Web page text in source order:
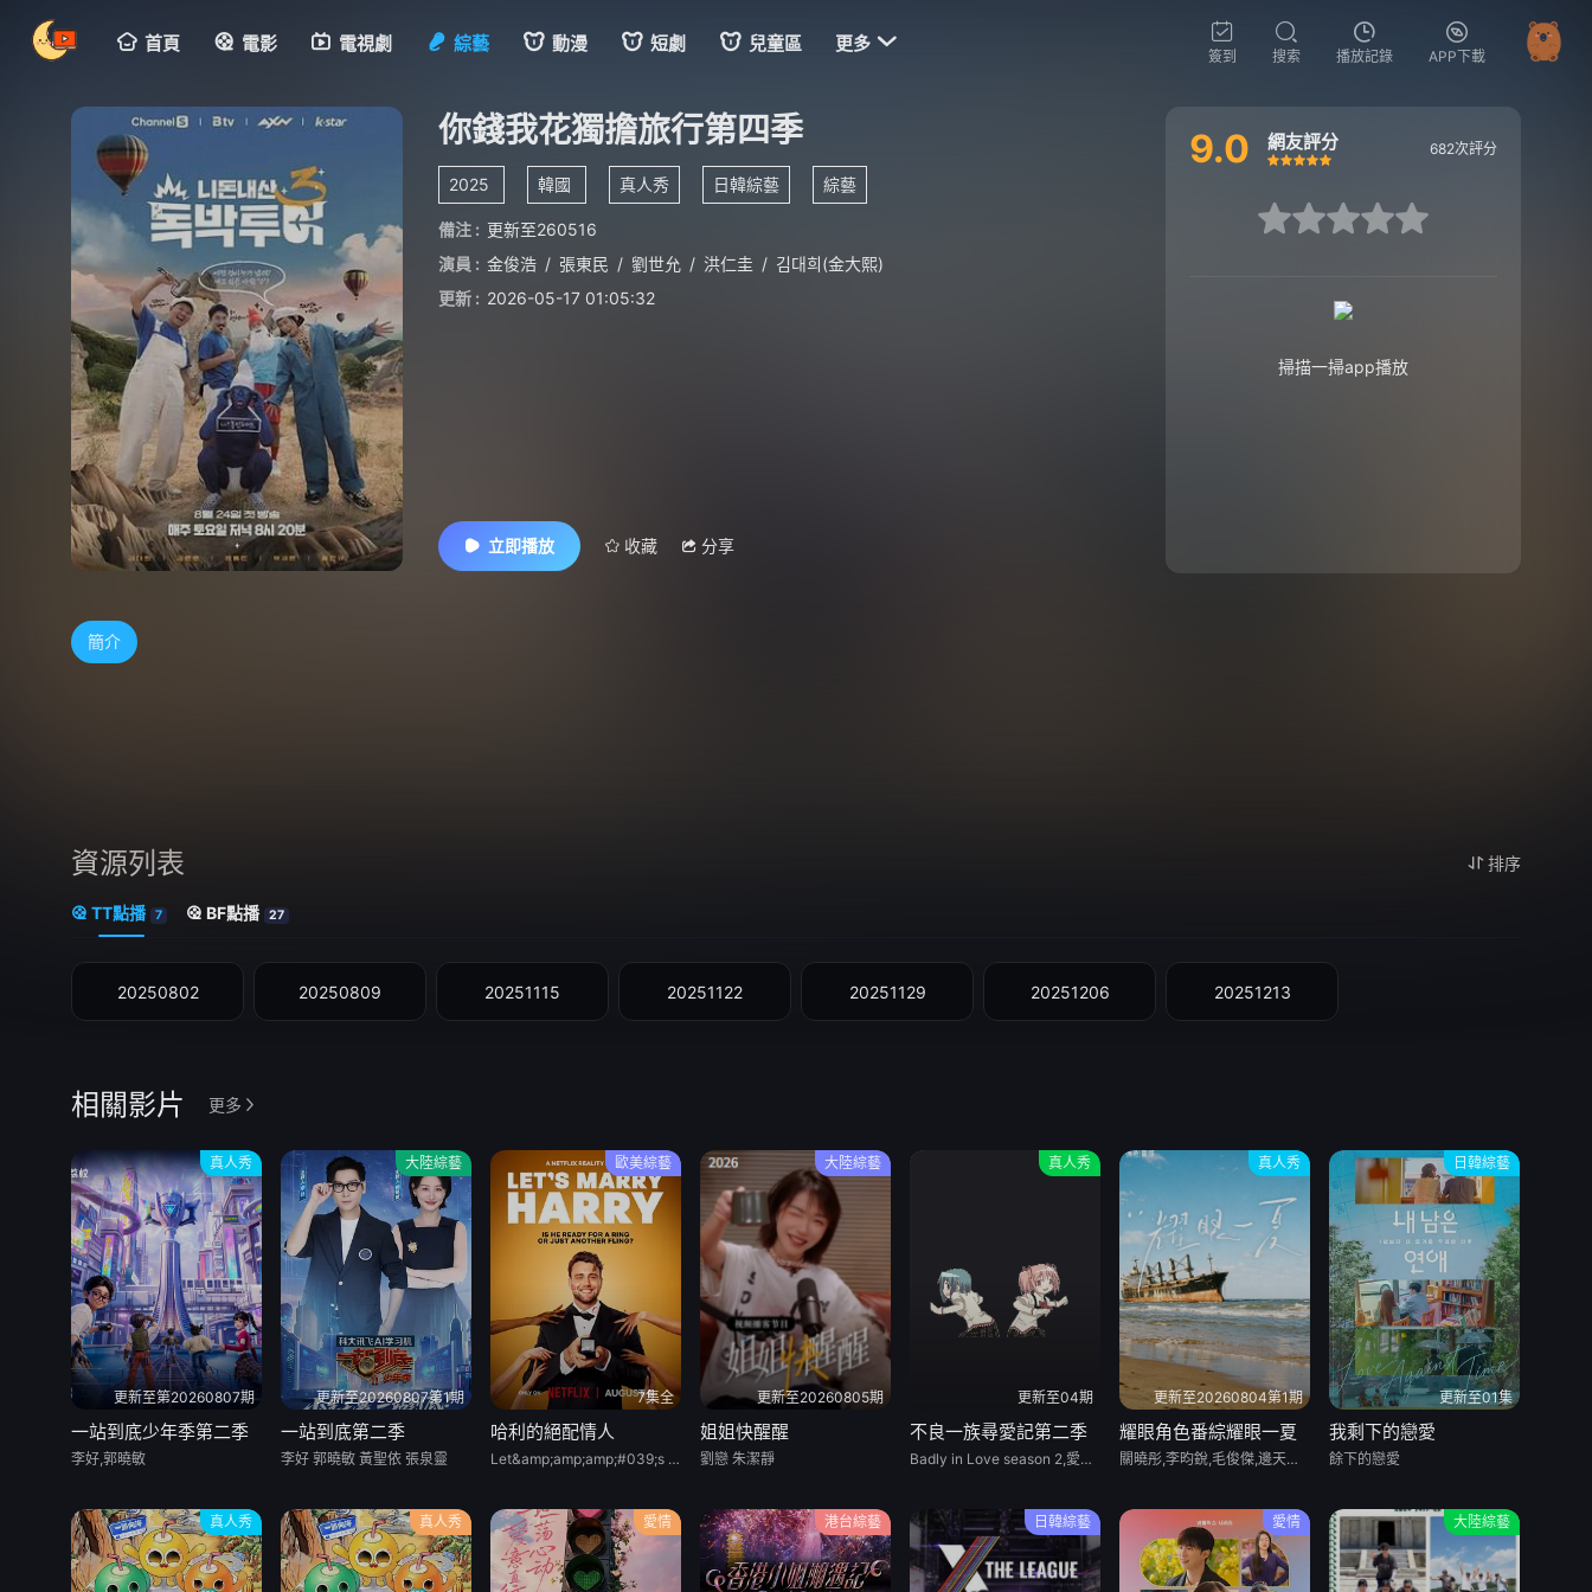
首頁 電影 電視劇 綜藝 動漫 短劇 兒童區 更多 
簽到 搜索 播放記錄 APP下載
你錢我花獨擔旅行第四季
2025 韓國 真人秀 日韓綜藝 綜藝
備注 : 更新至260516
演員 : 金俊浩 / 張東民 / 劉世允 / 洪仁圭 / 김대희(金大熙)
更新 : 2026-05-17 01:05:32
立即播放 收藏 分享
9.0 網友評分
很差較差還行
推薦
力薦
682次評分
較差還行推薦力薦
掃描一掃app播放
簡介
資源列表 排序
TT點播 7 BF點播 27
20250802 20250809 20251115 20251122 20251129 20251206 20251213
相關影片 更多
真人秀
更新至第20260807期
一站到底少年季第二季
李好,郭曉敏
大陸綜藝
更新至20260807第1期
一站到底第二季
李好 郭曉敏 黃聖依 張泉靈
歐美綜藝
7集全
哈利的絕配情人
Let&amp;amp;amp;#039;s Marry Harry
大陸綜藝
更新至20260805期
姐姐快醒醒
劉戀 朱潔靜
真人秀
更新至04期
不良一族尋愛記第二季
Badly in Love season 2,愛情萬歲 第二季
真人秀
更新至20260804第1期
耀眼角色番綜耀眼一夏
關曉彤,李昀銳,毛俊傑,邊天揚,王翰聞,高秋梓
日韓綜藝
更新至01集
我剩下的戀愛
餘下的戀愛
真人秀 真人秀 愛情 港台綜藝 日韓綜藝 愛情 大陸綜藝